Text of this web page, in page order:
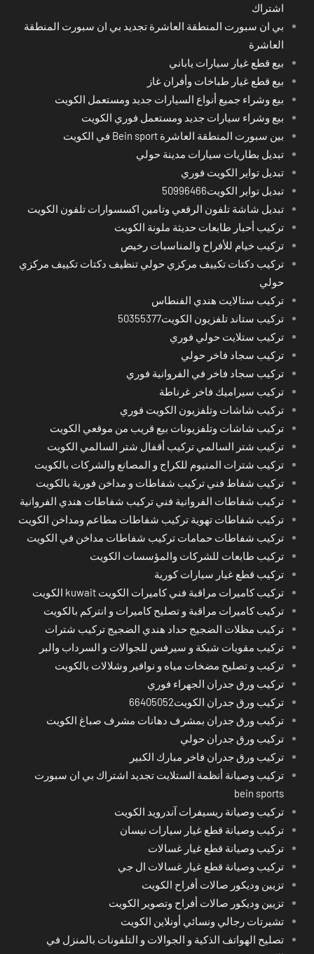
اشتراك
بي ان سبورت المنطقة العاشرة تجديد بي ان سبورت المنطقة
العاشرة
بيع قطع غيار سيارات ياباني
بيع قطع غيار طباخات وأفران غاز
بيع وشراء جميع أنواع السيارات جديد ومستعمل الكويت
بيع وشراء سيارات جديد ومستعمل فوري الكويت
بين سبورت المنطقة العاشرة Bein sport في الكويت
تبديل بطاريات سيارات مدينة حولي
تبديل تواير الكويت فوري
تبديل تواير الكويت50996466
تبديل شاشة تلفون الرقعي وتامين اكسسوارات تلفون الكويت
تركيب أحبار طابعات حديثة ملونة الكويت
تركيب خيام للأفراح والمناسبات رخيص
تركيب دكتات تكييف مركزي حولي تنظيف دكتات تكييف مركزي
حولي
تركيب ستالايت هندي الفنطاس
تركيب ستاند تلفزيون الكويت50355377
تركيب ستلايت حولي فوري
تركيب سجاد فاخر حولي
تركيب سجاد فاخر في الفروانية فوري
تركيب سيراميك فاخر غرناطة
تركيب شاشات وتلفزيون الكويت فوري
تركيب شاشات وتلفزيونات بيع قريب من موقعي الكويت
تركيب شتر السالمي تركيب أقفال شتر السالمي الكويت
تركيب شترات المنيوم للكراج و المصانع والشركات بالكويت
تركيب شفاط فني تركيب شفاطات و مداخن فورية بالكويت
تركيب شفاطات الفروانية فني تركيب شفاطات هندي الفروانية
تركيب شفاطات تهوية تركيب شفاطات مطاعم ومداخن الكويت
تركيب شفاطات حمامات تركيب شفاطات مداخن في الكويت
تركيب طابعات للشركات والمؤسسات الكويت
تركيب قطع غيار سيارات كورية
تركيب كاميرات مراقبة فني كاميرات الكويت kuwait الكويت
تركيب كاميرات مراقبة و تصليح كاميرات و انتركم بالكويت
تركيب مظلات الضجيج حداد هندي الضجيج تركيب شترات
تركيب مقويات شبكة و سيرفس للجوالات و السرداب والبر
تركيب و تصليح مضخات مياه و نوافير وشلالات بالكويت
تركيب ورق جدران الجهراء فوري
تركيب ورق جدران الكويت66405052
تركيب ورق جدران بمشرف دهانات مشرف صباغ الكويت
تركيب ورق جدران حولي
تركيب ورق جدران فاخر مبارك الكبير
تركيب وصيانة أنظمة الستلايت تجديد اشتراك بي ان سبورت
bein sports
تركيب وصيانة ريسيفرات آندرويد الكويت
تركيب وصيانة قطع غيار سيارات نيسان
تركيب وصيانة قطع غيار غسالات
تركيب وصيانة قطع غيار غسالات ال جي
تزيين وديكور صالات أفراح الكويت
تزيين وديكور صالات أفراح وتصوير الكويت
تشيرتات رجالي ونسائي أونلاين الكويت
تصليح الهواتف الذكية و الجوالات و التلفونات بالمنزل في